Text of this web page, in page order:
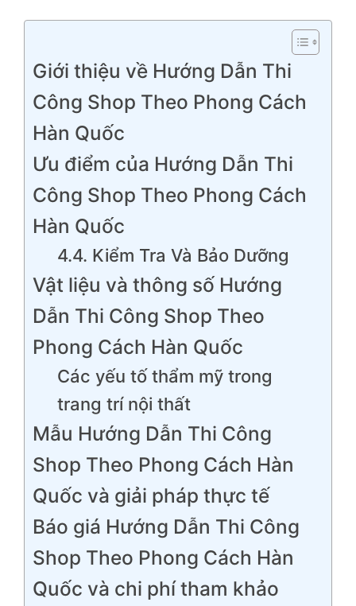
Giới thiệu về Hướng Dẫn Thi
Công Shop Theo Phong Cách
Hàn Quốc
Ưu điểm của Hướng Dẫn Thi
Công Shop Theo Phong Cách
Hàn Quốc
4.4. Kiểm Tra Và Bảo Dưỡng
Vật liệu và thông số Hướng
Dẫn Thi Công Shop Theo
Phong Cách Hàn Quốc
Các yếu tố thẩm mỹ trong
trang trí nội thất
Mẫu Hướng Dẫn Thi Công
Shop Theo Phong Cách Hàn
Quốc và giải pháp thực tế
Báo giá Hướng Dẫn Thi Công
Shop Theo Phong Cách Hàn
Quốc và chi phí tham khảo